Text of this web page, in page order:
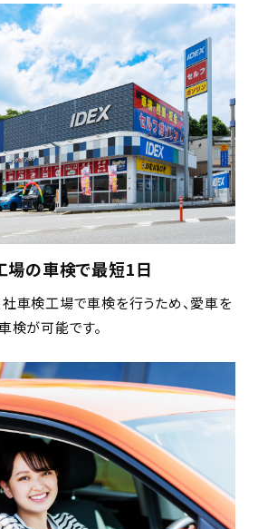
場の車検で最短1日
車検工場で車検を行うため、愛車を
検が可能です。